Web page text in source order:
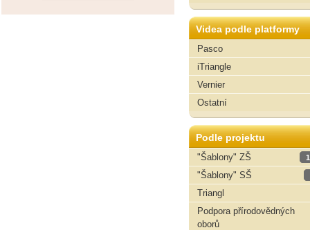
Videa podle platformy
Pasco
iTriangle
Vernier
Ostatní
Podle projektu
"Šablony" ZŠ
"Šablony" SŠ
Triangl
Podpora přírodovědných
oborů